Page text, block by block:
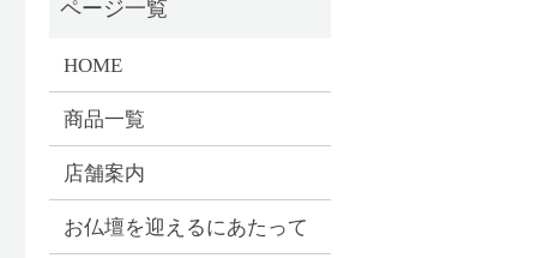
HOME
商品一覧
店舗案内
お仏壇を迎えるにあたって